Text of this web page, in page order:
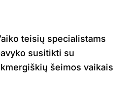
teisių specialistams
susitikti su
šeimos vaikais